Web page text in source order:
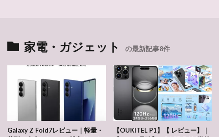
家電・ガジェット の最新記事8件
Galaxy Z Fold7レビュー｜軽量・
【OUKITEL P1】【 レビュー】｜